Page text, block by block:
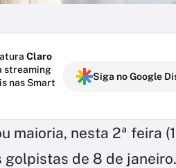
Claro
streaming
nas Smart
Siga no Google
maioria, nesta 2ª feira
de 8 de